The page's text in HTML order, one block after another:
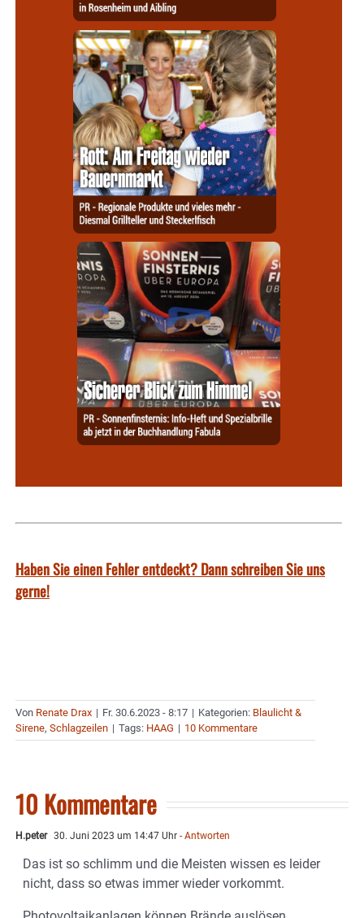
Haben Sie einen Fehler entdeckt? Dann schreiben Sie uns
gerne!
Von Renate Drax | Fr. 30.6.2023 - 8:17 | Kategorien: Blaulicht &
Sirene, Schlagzeilen | Tags: HAAG | 10 Kommentare
10 Kommentare
H.peter 30. Juni 2023 um 14:47 Uhr - Antworten
Das ist so schlimm und die Meisten wissen es leider
nicht, dass so etwas immer wieder vorkommt.